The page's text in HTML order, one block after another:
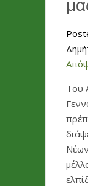
Του